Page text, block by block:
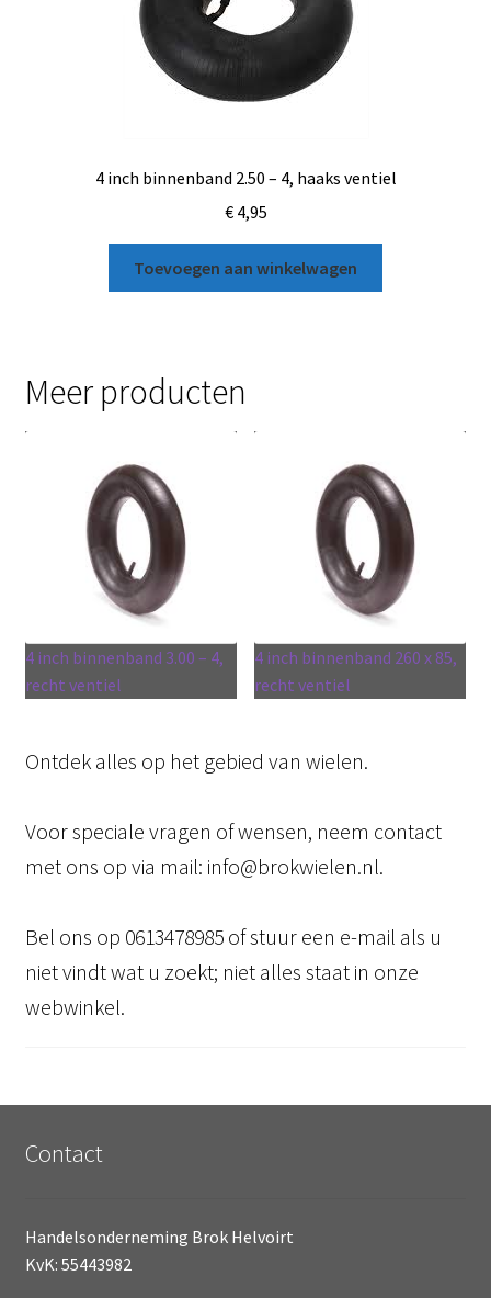
4 inch binnenband 2.50 – 4, haaks ventiel
€4,95
Toevoegen aan winkelwagen
Meer producten
4 inch binnenband 3.00 – 4,
recht ventiel
4 inch binnenband 260 x 85,
recht ventiel
Ontdek alles op het gebied van wielen.
Voor speciale vragen of wensen, neem contact
met ons op via mail: info@brokwielen.nl.
Bel ons op 0613478985 of stuur een e-mail als u
niet vindt wat u zoekt; niet alles staat in onze
webwinkel.
Contact
Handelsonderneming Brok Helvoirt
KvK: 55443982